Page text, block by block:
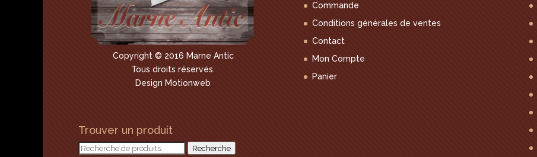
Copyright © 2016 Marne Antic
Tous droits réservés.
Design Motionweb
Trouver un produit
Recherche
Recherche
Commande
Conditions générales de ventes
Contact
Mon Compte
Panier